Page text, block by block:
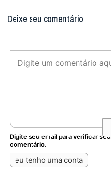
Deixe seu comentário
Digite seu email para verificar seu
comentário.
eu tenho uma conta